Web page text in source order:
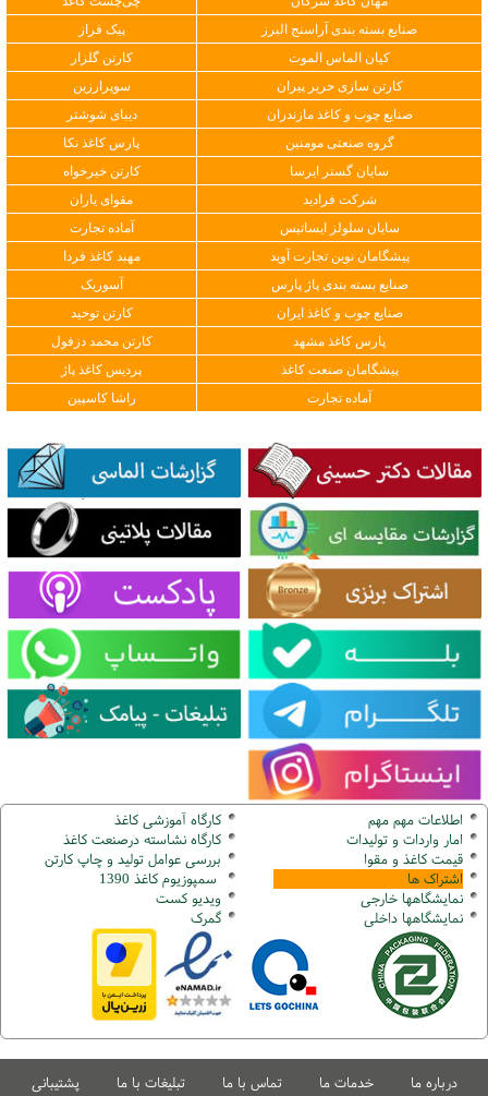
صنایع بسته بندی آراسنج البرز
پیک فراز
کیان الماس الموت
کارتن گلزار
کارتن سازی حریر پیران
سوپرارزین
صنایع چوب و کاغذ مازندران
دیبای شوشتر
گروه صنعتی مومنین
پارس کاغذ نکا
سایان گستر ایرسا
کارتن خیرخواه
شرکت فرادید
مقوای یاران
سایان سلولز ایساتیس
آماده تجارت
پیشگامان نوین تجارت آوید
مهبد کاغذ فردا
صنایع بسته بندی پاژ پارس
آسوریک
صنایع چوب و کاغذ ایران
کارتن توحید
پارس کاغذ مشهد
کارتن محمد دزفول
پیشگامان صنعت کاغذ
پردیس کاغذ پاژ
آماده تجارت
راشا کاسپین
اطلاعات مهم مهم
امار واردات و تولیدات
قیمت کاغذ و مقوا
اشتراک ها
نمایشگاهها خارجی
نمایشگاهها داخلی
کارگاه آموزشی کاغذ
کارگاه نشاسته درصنعت کاغذ
بررسی عوامل تولید و چاپ کارتن
سمپوزیوم کاغذ 1390
ویدیو کست
گمرک
درباره ما خدمات ما تماس با ما تبلیغات با ما پشتیبانی